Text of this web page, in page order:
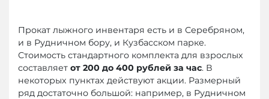
Прокат лыжного инвентаря есть и в Серебряном,
и в Рудничном бору, и Кузбасском парке.
Стоимость стандартного комплекта для взрослых
составляет от 200 до 400 рублей за час. В
некоторых пунктах действуют акции. Размерный
ряд достаточно большой: например, в Рудничном